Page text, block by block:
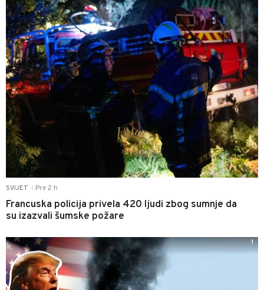
SVIJET Pre 2 h
Francuska policija privela 420 ljudi zbog sumnje da
su izazvali šumske požare
1